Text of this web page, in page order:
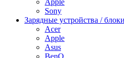
Sony
Зарядные устройства /
Acer
Apple
Asus
BenQ